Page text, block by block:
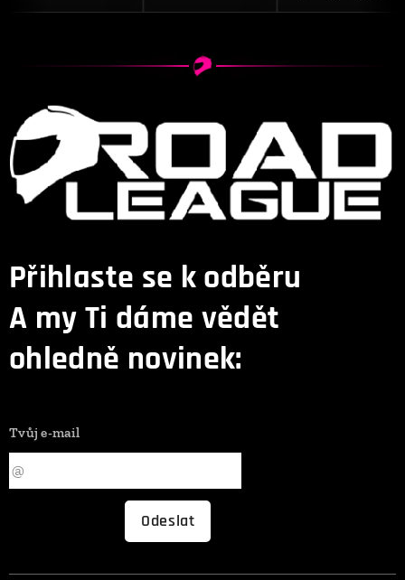
Přihlaste se k odběru
A my Ti dáme vědět
ohledně novinek:
Tvůj e-mail
Odeslat